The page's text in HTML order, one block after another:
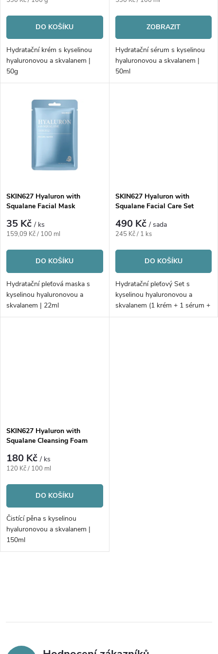
o
d
u
k
r
o
d
u
DO KOŠÍKU
Hydratační krém s kyselinou
hyaluronovou a skvalanem |
50g
ZOBRAZIT
Hydratační sérum s kyselinou
hyaluronovou a skvalanem |
50ml
SKIN627 Hyaluron with
Squalane Facial Mask
35 Kč/ ks
Měrná
159,09 Kč / 100 ml
DO KOŠÍKU
Hydratační pleťová maska s
kyselinou hyaluronovou a
skvalanem | 22ml
SKIN627 Hyaluron with
Squalane Facial Care Set
490 Kč/ sada
Měrná
245 Kč / 1 ks
DO KOŠÍKU
Hydratační pleťový Set s
kyselinou hyaluronovou a
skvalanem (1 krém + 1 sérum +
3ks masek zdarma)
SKIN627 Hyaluron with
Squalane Cleansing Foam
180 Kč/ ks
Měrná
120 Kč / 100 ml
DO KOŠÍKU
Čistící pěna s kyselinou
hyaluronovou a skvalanem |
150ml
l